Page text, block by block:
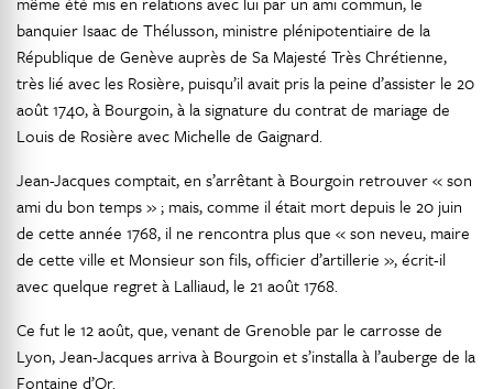
banquier Isaac de Thélusson, ministre plénipotentiaire de la
République de Genève auprès de Sa Majesté Très Chrétienne,
très lié avec les Rosière, puisqu’il avait pris la peine d’assister le 20
août 1740, à Bourgoin, à la signature du contrat de mariage de
Louis de Rosière avec Michelle de Gaignard.
Jean-Jacques comptait, en s’arrêtant à Bourgoin retrouver « son
ami du bon temps » ; mais, comme il était mort depuis le 20 juin
de cette année 1768, il ne rencontra plus que « son neveu, maire
de cette ville et Monsieur son fils, officier d’artillerie », écrit-il
avec quelque regret à Lalliaud, le 21 août 1768.
Ce fut le 12 août, que, venant de Grenoble par le carrosse de
Lyon, Jean-Jacques arriva à Bourgoin et s’installa à l’auberge de la
Fontaine d’Or.